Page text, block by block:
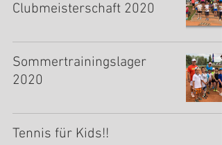
Clubmeisterschaft 2020
Sommertrainingslager
2020
Tennis für Kids!!